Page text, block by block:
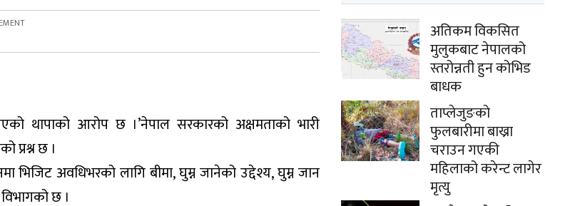
थापाको आरोप छ ।’नेपाल सरकारको अक्षमताको भारी
प्रश्न छ ।
भिजिट अवधिभरको लागि बीमा, घुम्न जानेको उद्देश्य, घुम्न जान
छ ।
अतिकम विकसित
मुलुकबाट नेपालको
स्तरोन्नती हुन कोभिड
बाधक
ताप्लेजुङको
फुलबारीमा बाख्रा
चराउन गएकी
महिलाको करेन्ट लागेर
मृत्यु